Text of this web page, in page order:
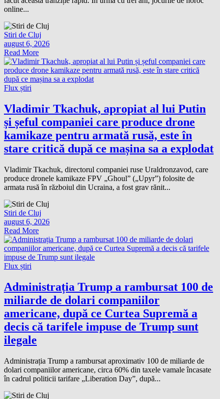
online...
Stiri de Cluj
august 6, 2026
Read More
Flux știri
Vladimir Tkachuk, apropiat al lui Putin
și șeful companiei care produce drone
kamikaze pentru armată rusă, este în
stare critică după ce mașina sa a explodat
Vladimir Tkachuk, directorul companiei ruse Uraldronzavod, care
produce dronele kamikaze FPV „Ghoul” („Upyr”) folosite de
armata rusă în războiul din Ucraina, a fost grav rănit...
Stiri de Cluj
august 6, 2026
Read More
Flux știri
Administrația Trump a rambursat 100 de
miliarde de dolari companiilor
americane, după ce Curtea Supremă a
decis că tarifele impuse de Trump sunt
ilegale
Administrația Trump a rambursat aproximativ 100 de miliarde de
dolari companiilor americane, circa 60% din taxele vamale încasate
în cadrul politicii tarifare „Liberation Day”, după...